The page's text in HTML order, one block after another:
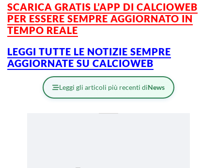
SCARICA GRATIS L’APP DI CALCIOWEB
PER ESSERE SEMPRE AGGIORNATO IN
TEMPO REALE
LEGGI TUTTE LE NOTIZIE SEMPRE
AGGIORNATE SU CALCIOWEB
Leggi gli articoli più recenti diNews